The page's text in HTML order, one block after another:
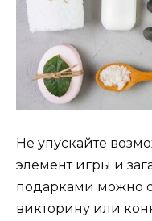
Не упускайте
элемент игры и
подарками можно
викторину или